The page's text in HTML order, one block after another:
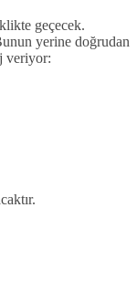
geçecek.
yerine doğrudan
veriyor: